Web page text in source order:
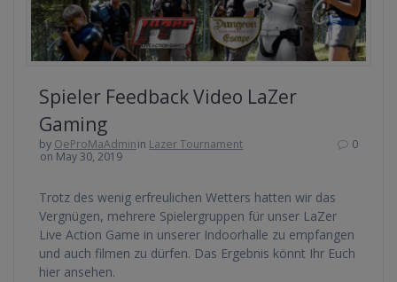
Spieler Feedback Video LaZer
Gaming
by OeProMaAdminin Lazer Tournament
on May 30, 2019
0
Trotz des wenig erfreulichen Wetters hatten wir das
Vergnügen, mehrere Spielergruppen für unser LaZer
Live Action Game in unserer Indoorhalle zu empfangen
und auch filmen zu dürfen. Das Ergebnis könnt Ihr Euch
hier ansehen.